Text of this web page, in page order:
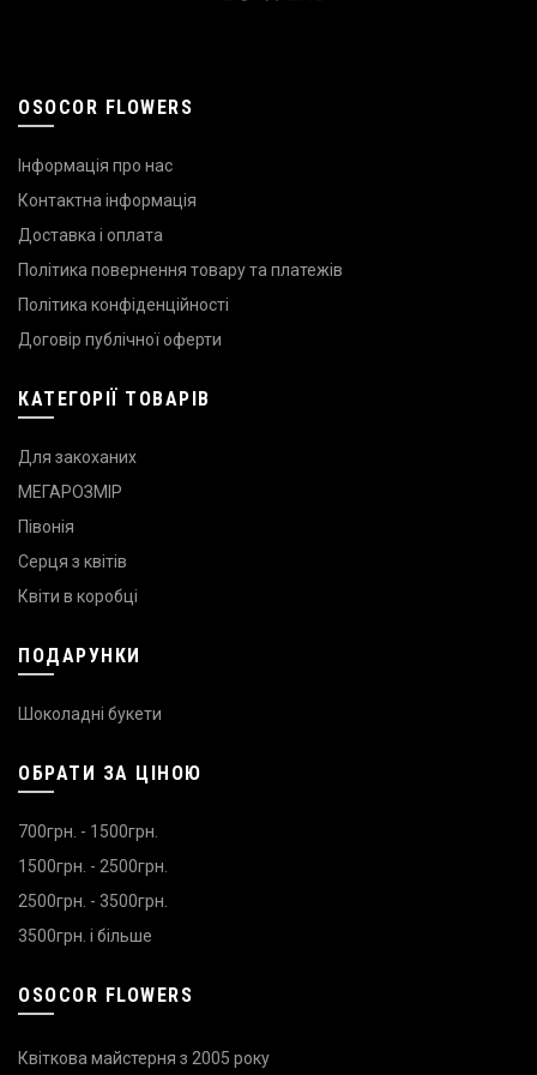
OSOCOR FLOWERS
Інформація про нас
Контактна інформація
Доставка і оплата
Політика повернення товару та платежів
Політика конфіденційності
Договір публічної оферти
КАТЕГОРІЇ ТОВАРІВ
Для закоханих
МЕГАРОЗМІР
Півонія
Серця з квітів
Квіти в коробці
ПОДАРУНКИ
Шоколадні букети
ОБРАТИ ЗА ЦІНОЮ
700грн. - 1500грн.
1500грн. - 2500грн.
2500грн. - 3500грн.
3500грн. і більше
OSOCOR FLOWERS
Квіткова майстерня з 2005 року